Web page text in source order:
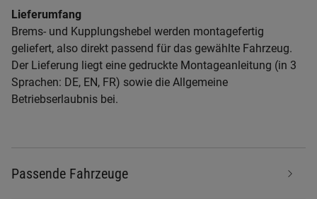
Lieferumfang
Brems- und Kupplungshebel werden montagefertig
geliefert, also direkt passend für das gewählte Fahrzeug.
Der Lieferung liegt eine gedruckte Montageanleitung (in 3
Sprachen: DE, EN, FR) sowie die Allgemeine
Betriebserlaubnis bei.
Passende Fahrzeuge